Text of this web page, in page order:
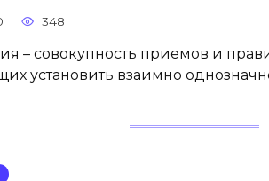
348
– совокупность приемов и
установить взаимно